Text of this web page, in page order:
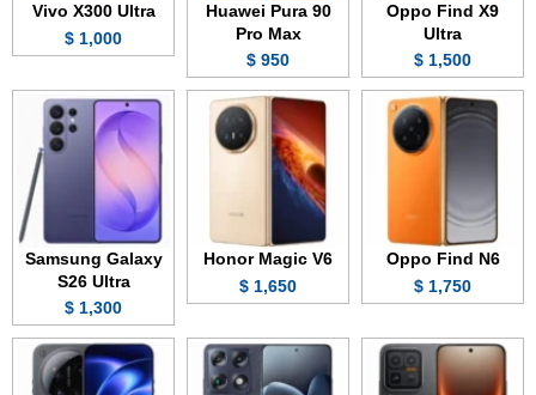
Oppo Find X9
Ultra
1,500 $
Huawei Pura 90
Pro Max
950 $
Vivo X300 Ultra
1,000 $
Oppo Find N6
1,750 $
Honor Magic V6
1,650 $
Samsung Galaxy
S26 Ultra
1,300 $